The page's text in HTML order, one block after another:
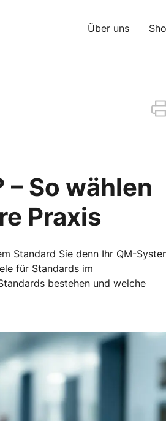
Über uns
So wählen
Praxis
Standard Sie denn Ihr QM-
für Standards im
bestehen und welche